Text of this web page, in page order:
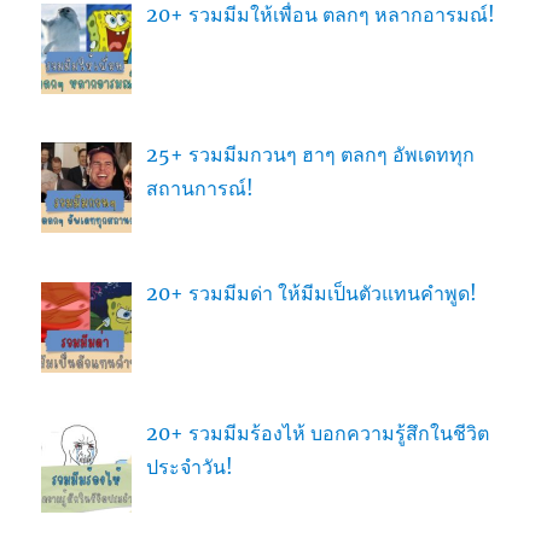
20+ รวมมีมให้เพื่อน ตลกๆ หลากอารมณ์!
25+ รวมมีมกวนๆ ฮาๆ ตลกๆ อัพเดททุก
สถานการณ์!
20+ รวมมีมด่า ให้มีมเป็นตัวแทนคำพูด!
20+ รวมมีมร้องไห้ บอกความรู้สึกในชีวิต
ประจำวัน!